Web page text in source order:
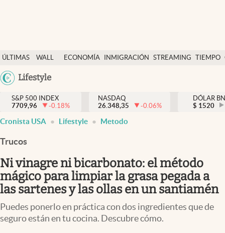
ÚLTIMAS
NOTICIAS
WALL
Y
DÓLAR
ECONOMÍA INMIGRACIÓN STREAMING TIEMPO
México
Lifestyle
Finanzas y economía
Wall Street y dólar
Inmigración
Espiritual
Streaming
PC y mobile
S&P 500 INDEX
7709,96
-0.18%
NASDAQ
26.348,35
-0.06%
DÓLAR
$ 1520
Cronista USA Lifestyle Metodo
Trucos
Ni vinagre ni bicarbonato: el método
mágico para limpiar la grasa pegada a
las sartenes y las ollas en un santiamén
Puedes ponerlo en práctica con dos ingredientes que de
seguro están en tu cocina. Descubre cómo.